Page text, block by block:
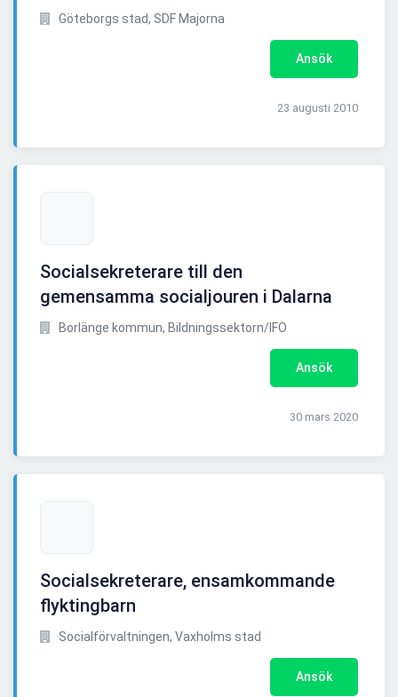
Göteborgs stad, SDF Majorna
Ansök
23 augusti 2010
Socialsekreterare till den
gemensamma socialjouren i Dalarna
Borlänge kommun, Bildningssektorn/IFO
Ansök
30 mars 2020
Socialsekreterare, ensamkommande
flyktingbarn
Socialförvaltningen, Vaxholms stad
Ansök